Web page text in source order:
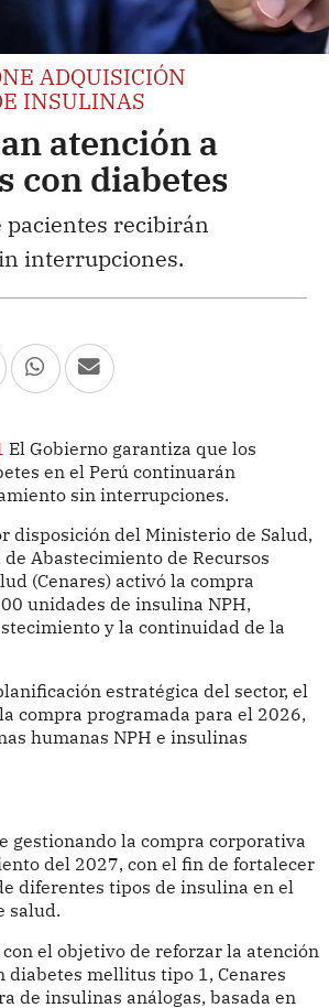
ADQUISICIÓN
INSULINAS
atención a
con diabetes
pacientes recibirán
interrupciones.
El Gobierno garantiza que los
en el Perú continuarán
sin interrupciones.
disposición del Ministerio de Salud,
Abastecimiento de Recursos
(Cenares) activó la compra
unidades de insulina NPH,
y la continuidad de la
estratégica del sector, el
compra programada para el 2026,
humanas NPH e insulinas
gestionando la compra corporativa
del 2027, con el fin de fortalecer
diferentes tipos de insulina en el
salud.
el objetivo de reforzar la atención
diabetes mellitus tipo 1, Cenares
de insulinas análogas, basada en